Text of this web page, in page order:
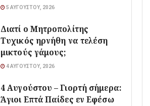
5 ΑΥΓΟΎΣΤΟΥ, 2026
Διατί ο Μητροπολίτης
Τυχικός ηρνήθη να τελέση
μικτούς γάμους;
4 ΑΥΓΟΎΣΤΟΥ, 2026
4 Αυγούστου – Γιορτή σήμερα:
Άγιοι Επτά Παίδες εν Εφέσω